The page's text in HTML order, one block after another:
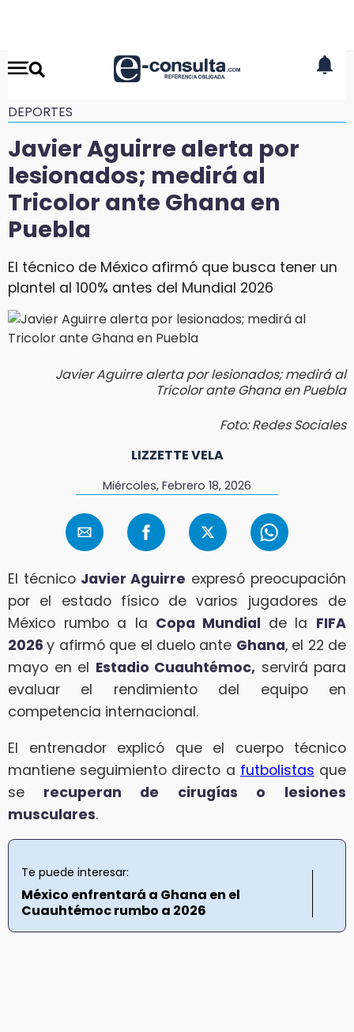
DEPORTES
Javier Aguirre alerta por
lesionados; medirá al
Tricolor ante Ghana en
Puebla
El técnico de México afirmó que busca tener un
plantel al 100% antes del Mundial 2026
Javier Aguirre alerta por lesionados; medirá al
Tricolor ante Ghana en Puebla
Foto: Redes Sociales
LIZZETTE VELA
Miércoles, Febrero 18, 2026
El técnicoJavier Aguirre expresó preocupación
por el estado físico de varios jugadores de
México rumbo a la Copa Mundial de la FIFA
2026y afirmó que el duelo ante Ghana, el 22 de
mayo en el Estadio Cuauhtémoc, servirá para
evaluar el rendimiento del equipo en
competencia internacional.
El entrenador explicó que el cuerpo técnico
mantiene seguimiento directo a futbolistas que
se recuperan de cirugías o lesiones
musculares.
Te puede interesar:
México enfrentará a Ghana en el
Cuauhtémoc rumbo a 2026